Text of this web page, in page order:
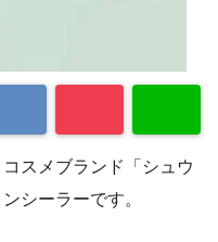
コスメブランド「シュウ
シーラーです。